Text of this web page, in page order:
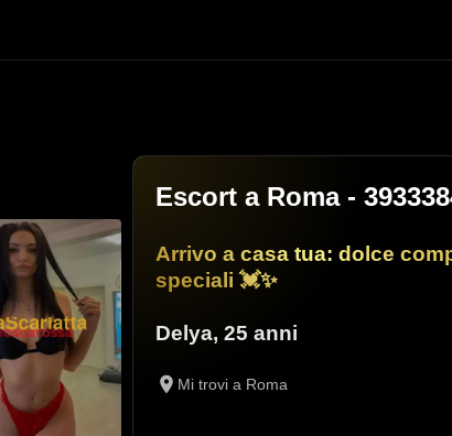
Escort a Roma-
Arrivo a casa tua: dolce
speciali 💓✨
Delya, 25 anni
Mi trovi a Roma